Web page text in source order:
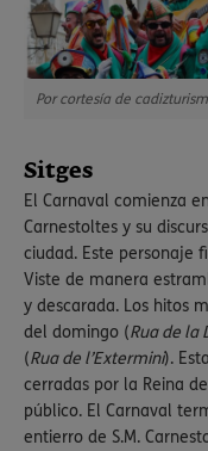
Por cortesía de
Sitges
El Carnaval comienza
Carnestoltes y su
ciudad. Este personaje
Viste de manera
y descarada. Los hitos
del domingo (Rua de la
(Rua de l’Extermini).
cerradas por la Reina
público. El Carnaval
entierro de S.M.